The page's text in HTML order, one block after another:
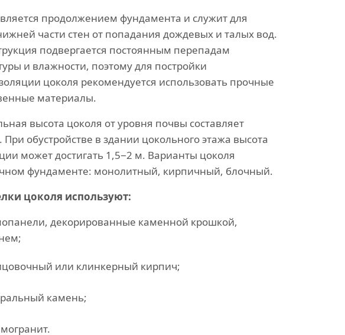
продолжением фундамента и служит для
части стен от попадания дождевых и талых вод.
подвергается постоянным перепадам
и влажности, поэтому для постройки
цоколя рекомендуется использовать прочные
материалы.
высота цоколя от уровня почвы составляет
При обустройстве в здании цокольного этажа высота
может достигать 1,5−2 м. Варианты цоколя
фундаменте: монолитный, кирпичный, блочный.
цоколя используют:
декорированные каменной крошкой,
или клинкерный кирпич;
камень;